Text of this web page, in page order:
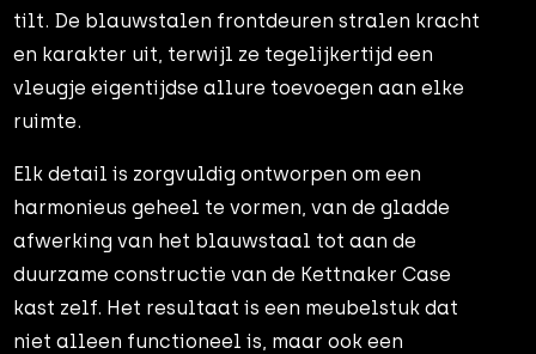
tilt. De blauwstalen frontdeuren stralen kracht
en karakter uit, terwijl ze tegelijkertijd een
vleugje eigentijdse allure toevoegen aan elke
ruimte.
Elk detail is zorgvuldig ontworpen om een
harmonieus geheel te vormen, van de gladde
afwerking van het blauwstaal tot aan de
duurzame constructie van de Kettnaker Case
kast zelf. Het resultaat is een meubelstuk dat
niet alleen functioneel is, maar ook een